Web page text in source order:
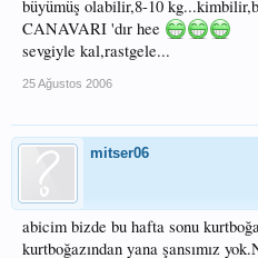
büyümüş olabilir,8-10
CANAVARI 'dır hee
sevgiyle kal,rastgele...
25 Ağustos 2006
mitser06
abicim bizde bu hafta sonu
kurtboğazından yana şansımız